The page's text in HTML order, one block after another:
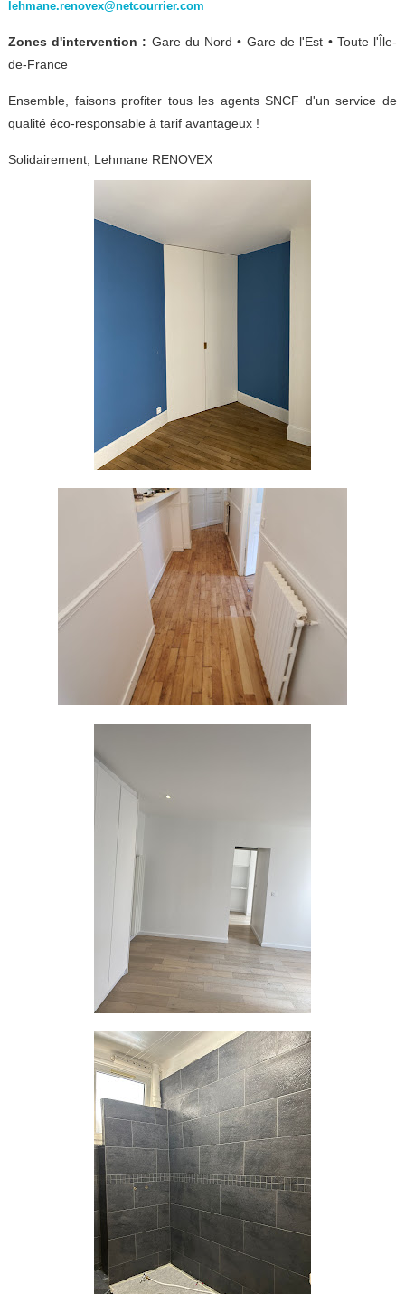
lehmane.renovex@netcourrier.com
Zones d'intervention : Gare du Nord • Gare de l'Est • Toute l'Île-
de-France
Ensemble, faisons profiter tous les agents SNCF d'un service de
qualité éco-responsable à tarif avantageux !
Solidairement, Lehmane RENOVEX